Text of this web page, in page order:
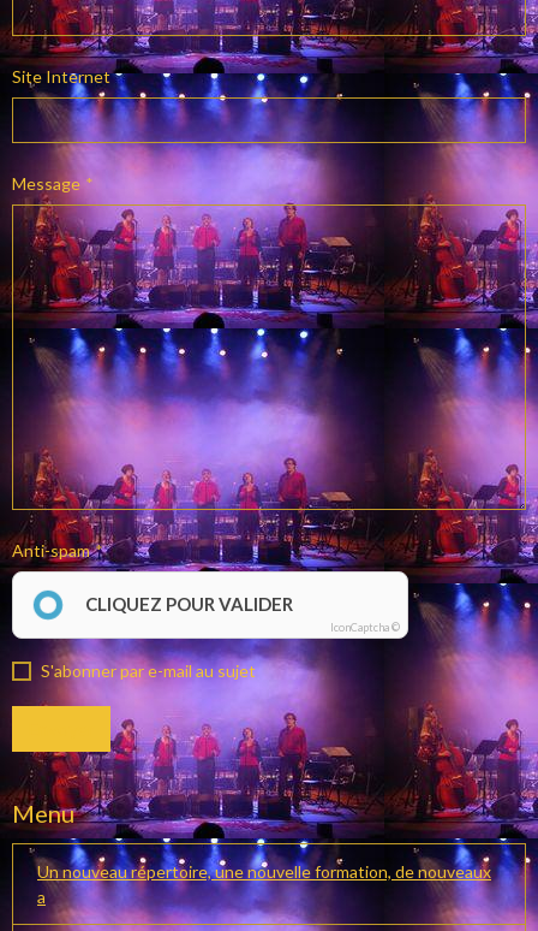
Site Internet
Message
Anti-spam
CLIQUEZ POUR VALIDER
IconCaptcha ©
S'abonner par e-mail au sujet
Menu
Un nouveau répertoire, une nouvelle formation, de nouveaux
a